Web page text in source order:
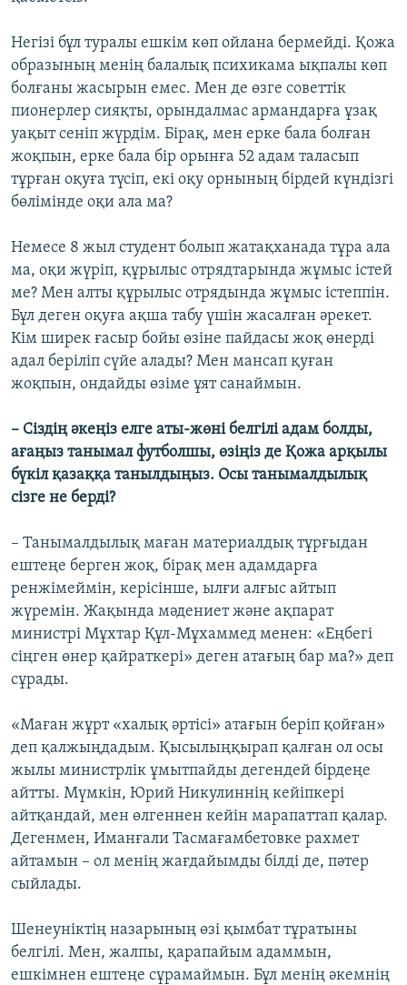
Негізі бұл туралы ешкім көп ойлана бермейді. Қожа
образының менің балалық психикама ықпалы көп
болғаны жасырын емес. Мен де өзге советтік
пионерлер сияқты, орындалмас армандарға ұзақ
уақыт сеніп жүрдім. Бірақ, мен ерке бала болған
жоқпын, ерке бала бір орынға 52 адам таласып
тұрған оқуға түсіп, екі оқу орнының бірдей күндізгі
бөлімінде оқи ала ма?
Немесе 8 жыл студент болып жатақханада тұра ала
ма, оқи жүріп, құрылыс отрядтарында жұмыс істей
ме? Мен алты құрылыс отрядында жұмыс істеппін.
Бұл деген оқуға ақша табу үшін жасалған әрекет.
Кім ширек ғасыр бойы өзіне пайдасы жоқ өнерді
адал беріліп сүйе алады? Мен мансап қуған
жоқпын, ондайды өзіме ұят санаймын.
– Сіздің әкеңіз елге аты-жөні белгілі адам болды,
ағаңыз танымал футболшы, өзіңіз де Қожа арқылы
бүкіл қазаққа танылдыңыз. Осы танымалдылық
сізге не берді?
– Танымалдылық маған материалдық тұрғыдан
ештеңе берген жоқ, бірақ мен адамдарға
ренжімеймін, керісінше, ылғи алғыс айтып
жүремін. Жақында мәдениет және ақпарат
министрі Мұхтар Құл-Мұхаммед менен: «Еңбегі
сіңген өнер қайраткері» деген атағың бар ма?» деп
сұрады.
«Маған жұрт «халық әртісі» атағын беріп қойған»
деп қалжыңдадым. Қысылыңқырап қалған ол осы
жылы министрлік ұмытпайды дегендей бірдеңе
айтты. Мүмкін, Юрий Никулиннің кейіпкері
айтқандай, мен өлгеннен кейін марапаттап қалар.
Дегенмен, Иманғали Тасмағамбетовке рахмет
айтамын – ол менің жағдайымды білді де, пәтер
сыйлады.
Шенеуніктің назарының өзі қымбат тұратыны
белгілі. Мен, жалпы, қарапайым адаммын,
ешкімнен ештеңе сұрамаймын. Бұл менің әкемнің